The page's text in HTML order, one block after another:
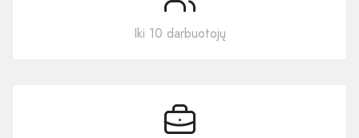
Iki 10 darbuotojų